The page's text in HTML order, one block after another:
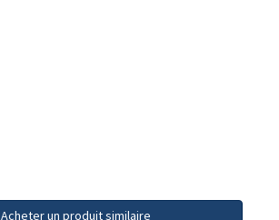
Acheter un produit similaire